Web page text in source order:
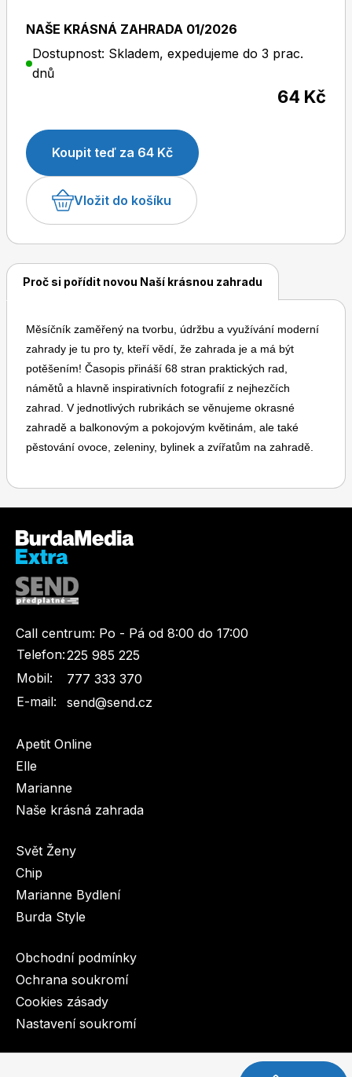
Burda Pletení
Burda Best of
Burda Kids
NAŠE KRÁSNÁ ZAHRADA 01/2026
Dostupnost: Skladem, expedujeme do 3 prac.
dnů
64 Kč
Koupit teď za 64 Kč
Vložit do košíku
Proč si pořídit novou Naší krásnou zahradu
Měsíčník zaměřený na tvorbu, údržbu a využívání moderní
zahrady je tu pro ty, kteří vědí, že zahrada je a má být
potěšením! Časopis přináší 68 stran praktických rad,
námětů a hlavně inspirativních fotografií z nejhezčích
zahrad. V jednotlivých rubrikách se věnujeme okrasné
zahradě a balkonovým a pokojovým květinám, ale také
pěstování ovoce, zeleniny, bylinek a zvířatům na zahradě.
Call centrum: Po - Pá od 8:00 do 17:00
Telefon:225 985 225
Mobil:
777 333 370
E-mail:
send@send.cz
Apetit Online
Elle
Marianne
Naše krásná zahrada
Svět Ženy
Chip
Marianne Bydlení
Burda Style
Obchodní podmínky
Ochrana soukromí
Cookies zásady
Nastavení soukromí